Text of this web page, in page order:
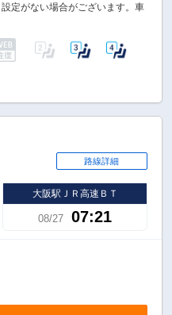
定がない場合がございます。車
路線詳細
大阪駅ＪＲ高速ＢＴ
08/27 07:21